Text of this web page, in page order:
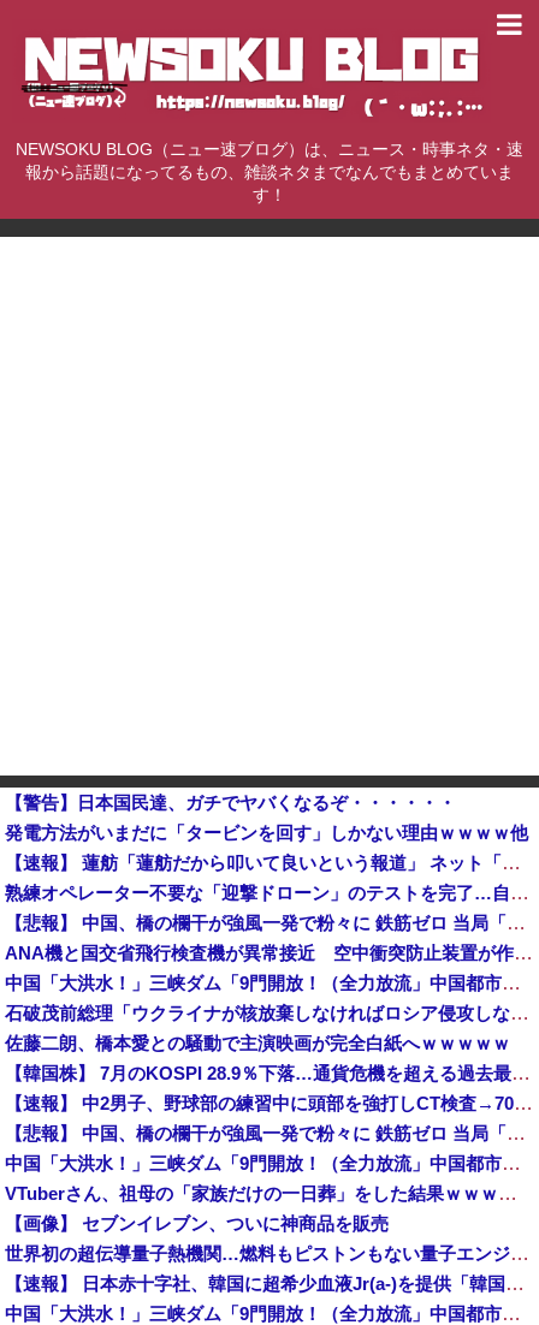
NEWSOKU BLOG（ニュー速ブログ）は、ニュース・時事ネタ・速
報から話題になってるもの、雑談ネタまでなんでもまとめていま
す！
【警告】日本国民達、ガチでヤバくなるぞ・・・・・・
発電方法がいまだに「タービンを回す」しかない理由ｗｗｗｗ他
【速報】 蓮舫「蓮舫だから叩いて良いという報道」 ネット「高市だから叩いて良いをやってるのがお前だろ」
熟練オペレーター不要な「迎撃ドローン」のテストを完了…自らが目標を追尾する映像公開！
【悲報】 中国、橋の欄干が強風一発で粉々に 鉄筋ゼロ 当局「接着剤でくっつけただけ」「正常で、品質問題はない」
ANA機と国交省飛行検査機が異常接近 空中衝突防止装置が作動も“ニアミス認定せず” 国交省判断
中国「大洪水！」三峡ダム「9門開放！（全力放流」中国都市「三峡沿線の道路水没」中国政府「高速道路封鎖！」中国ダム「緊急放流に合わせて開門（土砂崩れ発生」→
石破茂前総理「ウクライナが核放棄しなければロシア侵攻しなかった」！
佐藤二朗、橋本愛との騒動で主演映画が完全白紙へｗｗｗｗｗ
【韓国株】 7月のKOSPI 28.9％下落…通貨危機を超える過去最大の下げ幅
【速報】 中2男子、野球部の練習中に頭部を強打しCT検査→70代医師「問題ないです」→中学生死亡「他人のCT画像みてました」
【悲報】 中国、橋の欄干が強風一発で粉々に 鉄筋ゼロ 当局「接着剤でくっつけただけ」「正常で、品質問題はない」
中国「大洪水！」三峡ダム「9門開放！（全力放流」中国都市「三峡沿線の道路水没」中国政府「高速道路封鎖！」中国ダム「緊急放流に合わせて開門（土砂崩れ発生」→
VTuberさん、祖母の「家族だけの一日葬」をした結果ｗｗｗｗｗｗｗ
【画像】 セブンイレブン、ついに神商品を販売
世界初の超伝導量子熱機関…燃料もピストンもない量子エンジンが回った！
【速報】 日本赤十字社、韓国に超希少血液Jr(a-)を提供「韓国内では適合する血液を確保できなかった」※今回で4回目
中国「大洪水！」三峡ダム「9門開放！（全力放流」中国都市「三峡沿線の道路水没」中国政府「高速道路封鎖！」中国ダム「緊急放流に合わせて開門（土砂崩れ発生」→